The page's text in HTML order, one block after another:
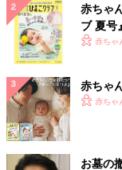
赤ちゃ
ブ 夏号
く！ お
赤ちゃ
赤ちゃ
赤ちゃ
お墓の